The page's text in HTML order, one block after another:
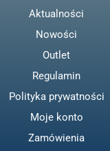
Aktualności
Nowości
Outlet
Regulamin
Polityka prywatności
Moje konto
Zamówienia